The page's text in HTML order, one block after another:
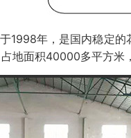
1998年，是国内稳定
地面积40000多平方米